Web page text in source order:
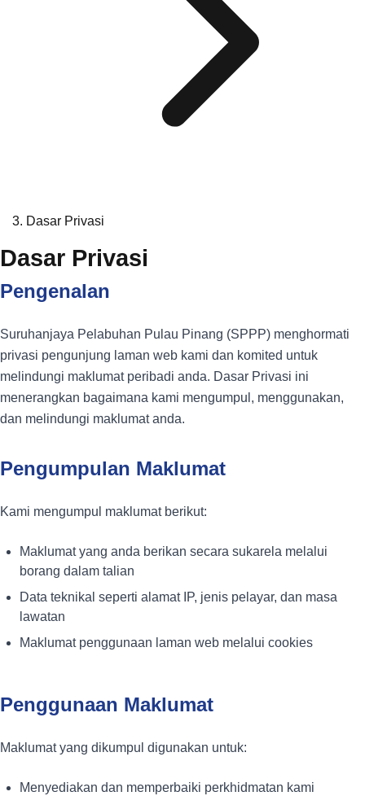
Dasar Privasi
Dasar Privasi
Pengenalan
Suruhanjaya Pelabuhan Pulau Pinang (SPPP) menghormati
privasi pengunjung laman web kami dan komited untuk
melindungi maklumat peribadi anda. Dasar Privasi ini
menerangkan bagaimana kami mengumpul, menggunakan,
dan melindungi maklumat anda.
Pengumpulan Maklumat
Kami mengumpul maklumat berikut:
Maklumat yang anda berikan secara sukarela melalui
borang dalam talian
Data teknikal seperti alamat IP, jenis pelayar, dan masa
lawatan
Maklumat penggunaan laman web melalui cookies
Penggunaan Maklumat
Maklumat yang dikumpul digunakan untuk:
Menyediakan dan memperbaiki perkhidmatan kami